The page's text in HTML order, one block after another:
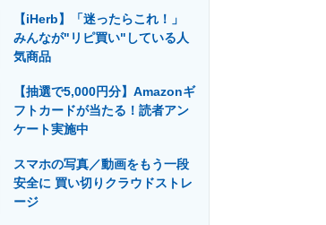
マーケ×ITの今がよく分かる
建設×テクノロジーの最前線
【iHerb】「迷ったらこれ！」
みんなが"リピ買い"している人
気商品
【抽選で5,000円分】Amazonギ
フトカードが当たる！読者アン
ケート実施中
スマホの写真／動画をもう一段
安全に 買い切りクラウドストレ
ージ